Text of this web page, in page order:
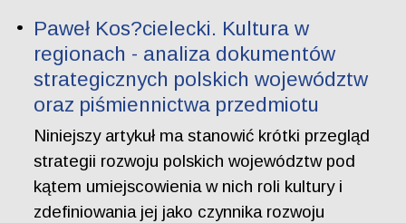
Paweł Kos?cielecki. Kultura w
regionach - analiza dokumentów
strategicznych polskich województw
oraz piśmiennictwa przedmiotu
Niniejszy artykuł ma stanowić krótki przegląd
strategii rozwoju polskich województw pod
kątem umiejscowienia w nich roli kultury i
zdefiniowania jej jako czynnika rozwoju